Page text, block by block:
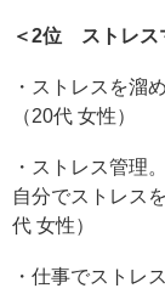
＜2位 ストレス
・ストレスを溜
（20代 女性）
・ストレス管理
自分でストレス
代 女性）
・仕事でストレ